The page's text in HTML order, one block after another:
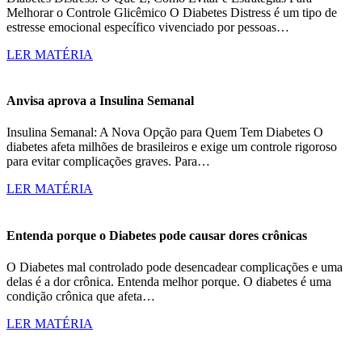
Melhorar o Controle Glicêmico O Diabetes Distress é um tipo de
estresse emocional específico vivenciado por pessoas…
LER MATÉRIA
Anvisa aprova a Insulina Semanal
Insulina Semanal: A Nova Opção para Quem Tem Diabetes O
diabetes afeta milhões de brasileiros e exige um controle rigoroso
para evitar complicações graves. Para…
LER MATÉRIA
Entenda porque o Diabetes pode causar dores crônicas
O Diabetes mal controlado pode desencadear complicações e uma
delas é a dor crônica. Entenda melhor porque. O diabetes é uma
condição crônica que afeta…
LER MATÉRIA